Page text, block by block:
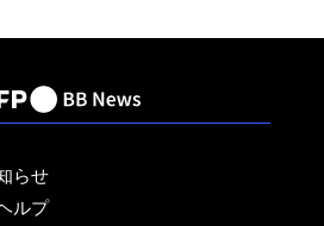
らせ
ルプ